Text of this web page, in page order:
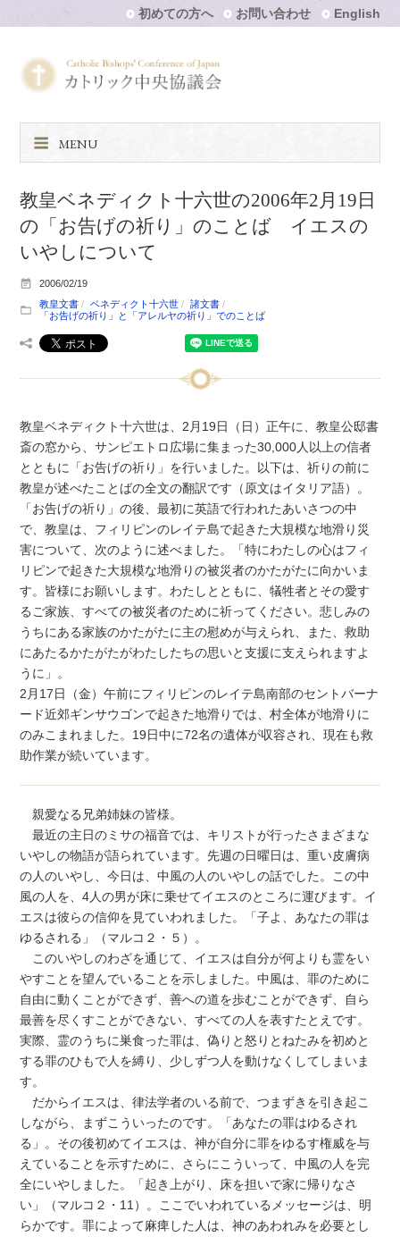
初めての方へ お問い合わせ English
MENU
教皇ベネディクト十六世の2006年2月19日
の「お告げの祈り」のことば イエスの
いやしについて
2006/02/19
教皇文書
ベネディクト十六世
諸文書
「お告げの祈り」と「アレルヤの祈り」でのことば
教皇ベネディクト十六世は、2月19日（日）正午に、教皇公邸書
斎の窓から、サンピエトロ広場に集まった30,000人以上の信者
とともに「お告げの祈り」を行いました。以下は、祈りの前に
教皇が述べたことばの全文の翻訳です（原文はイタリア語）。
「お告げの祈り」の後、最初に英語で行われたあいさつの中
で、教皇は、フィリピンのレイテ島で起きた大規模な地滑り災
害について、次のように述べました。「特にわたしの心はフィ
リピンで起きた大規模な地滑りの被災者のかたがたに向かいま
す。皆様にお願いします。わたしとともに、犠牲者とその愛す
るご家族、すべての被災者のために祈ってください。悲しみの
うちにある家族のかたがたに主の慰めが与えられ、また、救助
にあたるかたがたがわたしたちの思いと支援に支えられますよ
うに」。
2月17日（金）午前にフィリピンのレイテ島南部のセントバーナ
ード近郊ギンサウゴンで起きた地滑りでは、村全体が地滑りに
のみこまれました。19日中に72名の遺体が収容され、現在も救
助作業が続いています。
親愛なる兄弟姉妹の皆様。
最近の主日のミサの福音では、キリストが行ったさまざまな
いやしの物語が語られています。先週の日曜日は、重い皮膚病
の人のいやし、今日は、中風の人のいやしの話でした。この中
風の人を、4人の男が床に乗せてイエスのところに運びます。イ
エスは彼らの信仰を見ていわれました。「子よ、あなたの罪は
ゆるされる」（マルコ２・５）。
このいやしのわざを通じて、イエスは自分が何よりも霊をい
やすことを望んでいることを示しました。中風は、罪のために
自由に動くことができず、善への道を歩むことができず、自ら
最善を尽くすことができない、すべての人を表すたとえです。
実際、霊のうちに巣食った罪は、偽りと怒りとねたみを初めと
する罪のひもで人を縛り、少しずつ人を動けなくしてしまいま
す。
だからイエスは、律法学者のいる前で、つまずきを引き起こ
しながら、まずこういったのです。「あなたの罪はゆるされ
る」。その後初めてイエスは、神が自分に罪をゆるす権威を与
えていることを示すために、さらにこういって、中風の人を完
全にいやしました。「起き上がり、床を担いで家に帰りなさ
い」（マルコ２・11）。ここでいわれているメッセージは、明
らかです。罪によって麻痺した人は、神のあわれみを必要とし